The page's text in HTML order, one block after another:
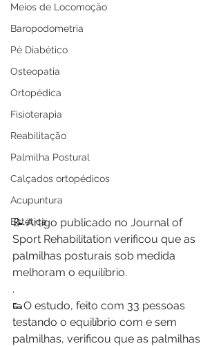
Meios de Locomoção
Baropodometria
Pé Diabético
Osteopatia
Ortopédica
Fisioterapia
Reabilitação
Palmilha Postural
Calçados ortopédicos
Acupuntura
Estética
📝 Artigo publicado no Journal of
Sport Rehabilitation verificou que as
palmilhas posturais sob medida
melhoram o equilíbrio.
.
👟O estudo, feito com 33 pessoas
testando o equilíbrio com e sem
palmilhas, verificou que as palmilhas